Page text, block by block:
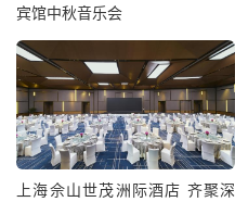
宾馆中秋音乐会
上海佘山世茂洲际酒店 齐聚深